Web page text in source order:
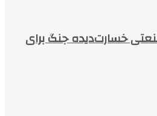
واحد صنعتی خسارت‌دیده جنگ برای